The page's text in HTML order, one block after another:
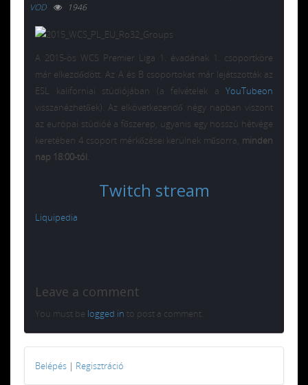
VOD
1946
A 2015-ös WCS Premier Liga 1. évadának 1. csoportköre
már elkezdődött. Az A és B csoportokat már lejátszották az
ESL kaliforniai stúdiójában (a felvételek a YouTubeon
visszanézhetőek). Az elkövetkezendő négy napban viszont
az európai stúdióé a főszerep, ugyanis egy hosszú hétvége
keretében 4 csoport mérkőzései kerülnek műsorra, minden
nap 18:00-tól.
Twitch stream
Liquipedia
Leave a comment
You must be logged in to post a comment.
Belépés | Regisztráció